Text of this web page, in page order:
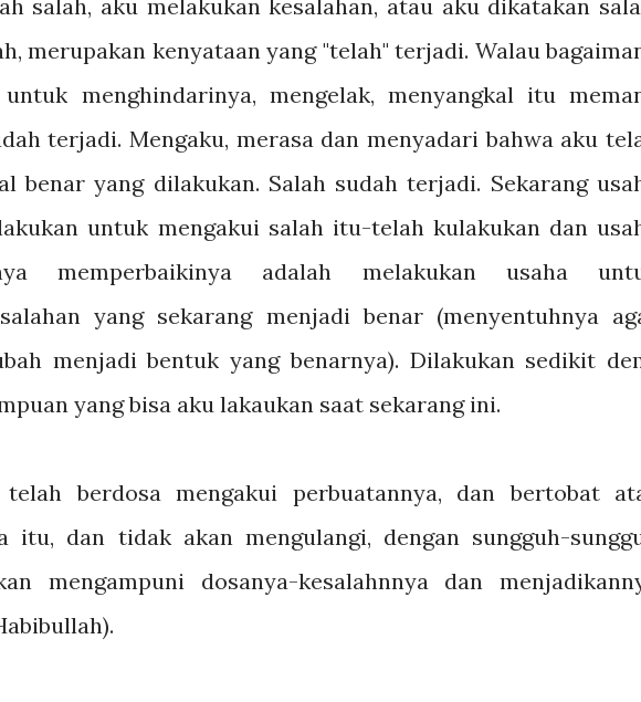
aku melakukan kesalahan, atau aku dikatakan
merupakan kenyataan yang "telah" terjadi. Walau
menghindarinya, mengelak, menyangkal itu
terjadi. Mengaku, merasa dan menyadari bahwa aku
benar yang dilakukan. Salah sudah terjadi. Sekarang
untuk mengakui salah itu-telah kulakukan dan
memperbaikinya adalah melakukan usaha
yang sekarang menjadi benar (menyentuhnya
menjadi bentuk yang benarnya). Dilakukan sedikit
yang bisa aku lakaukan saat sekarang ini.
berdosa mengakui perbuatannya, dan bertobat
itu, dan tidak akan mengulangi, dengan sungguh-
mengampuni dosanya-kesalahnnya dan